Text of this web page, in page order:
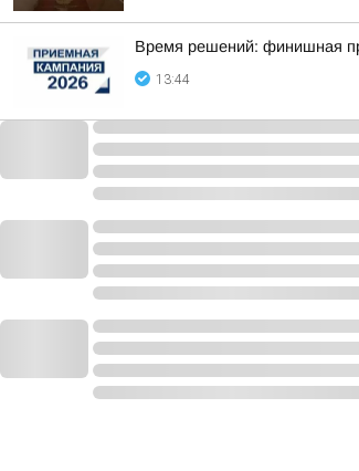
Время решений: финишная
13:44